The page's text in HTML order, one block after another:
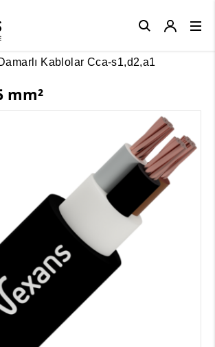
Kablolar Cca-s1,d2,a1
mm²
Close